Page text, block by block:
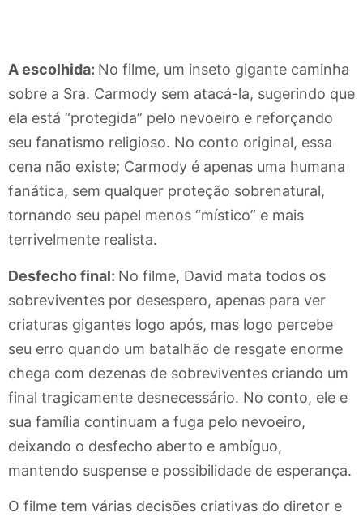
A escolhida: No filme, um inseto gigante caminha
sobre a Sra. Carmody sem atacá-la, sugerindo que
ela está “protegida” pelo nevoeiro e reforçando
seu fanatismo religioso. No conto original, essa
cena não existe; Carmody é apenas uma humana
fanática, sem qualquer proteção sobrenatural,
tornando seu papel menos “místico” e mais
terrivelmente realista.
Desfecho final: No filme, David mata todos os
sobreviventes por desespero, apenas para ver
criaturas gigantes logo após, mas logo percebe
seu erro quando um batalhão de resgate enorme
chega com dezenas de sobreviventes criando um
final tragicamente desnecessário. No conto, ele e
sua família continuam a fuga pelo nevoeiro,
deixando o desfecho aberto e ambíguo,
mantendo suspense e possibilidade de esperança.
O filme tem várias decisões criativas do diretor e